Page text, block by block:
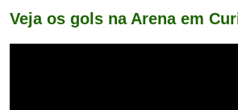
Veja os gols na Arena em